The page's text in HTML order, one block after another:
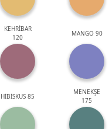
KEHRİBAR
120
MANGO 90
HİBİSKUS 85
MENEKŞE
175